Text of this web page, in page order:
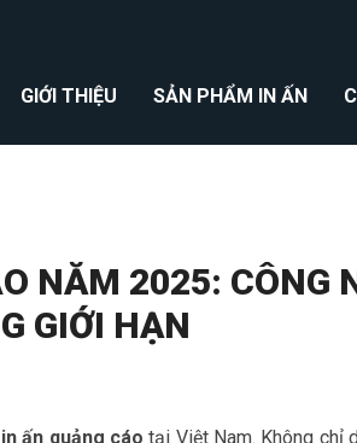
GIỚI THIỆU SẢN PHẨM IN ẤN
NĂM 2025: CÔNG
GIỚI HẠN
in ấn quảng cáo tại Việt Nam. Không chỉ